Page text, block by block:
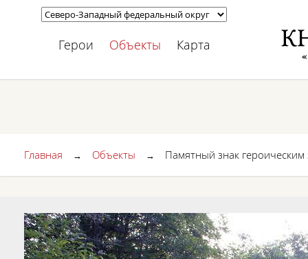
Герои Объекты Карта
Главная → Объекты → Памятный знак